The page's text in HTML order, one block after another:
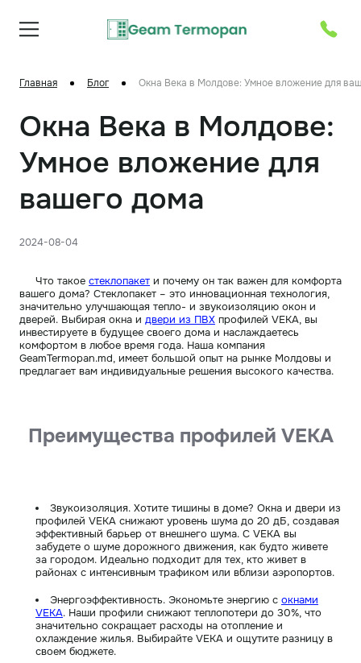
Главная Блог Окна Века в Молдове: Умное вложение для
Окна Века в Молдове:
Умное вложение для
вашего дома
2024-08-04
Что такое стеклопакет и почему он так важен для комфорта
вашего дома? Стеклопакет – это инновационная технология,
значительно улучшающая тепло- и звукоизоляцию окон и
дверей. Выбирая окна и двери из ПВХ профилей VEKA, вы
инвестируете в будущее своего дома и наслаждаетесь
комфортом в любое время года. Наша компания
GeamTermopan.md, имеет большой опыт на рынке Молдовы и
предлагает вам индивидуальные решения высокого качества.
Преимущества профилей VEKA
Звукоизоляция. Хотите тишины в доме? Окна и двери из
профилей VEKA снижают уровень шума до 20 дБ, создавая
эффективный барьер от внешнего шума. С VEKA вы
забудете о шуме дорожного движения, как будто живете
за городом. Идеально подходит для тех, кто живет в
районах с интенсивным трафиком или вблизи аэропортов.
Энергоэффективность. Экономьте энергию с окнами
VEKA. Наши профили снижают теплопотери до 30%, что
значительно сокращает расходы на отопление и
охлаждение жилья. Выбирайте VEKA и ощутите разницу в
своем бюджете.